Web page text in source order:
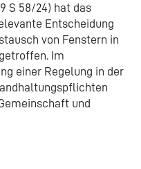
S 58/24) hat das
Entscheidung
von Fenstern in
Im
einer Regelung in der
und